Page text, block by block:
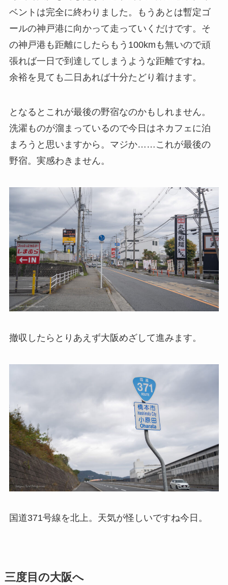
ベントは完全に終わりました。もうあとは暫定ゴ
ールの神戸港に向かって走っていくだけです。そ
の神戸港も距離にしたらもう100kmも無いので頑
張れば一日で到達してしまうような距離ですね。
余裕を見ても二日あれば十分たどり着けます。
となるとこれが最後の野宿なのかもしれません。
洗濯ものが溜まっているので今日はネカフェに泊
まろうと思いますから。マジか……これが最後の
野宿。実感わきません。
撤収したらとりあえず大阪めざして進みます。
国道371号線を北上。天気が怪しいですね今日。
三度目の大阪へ